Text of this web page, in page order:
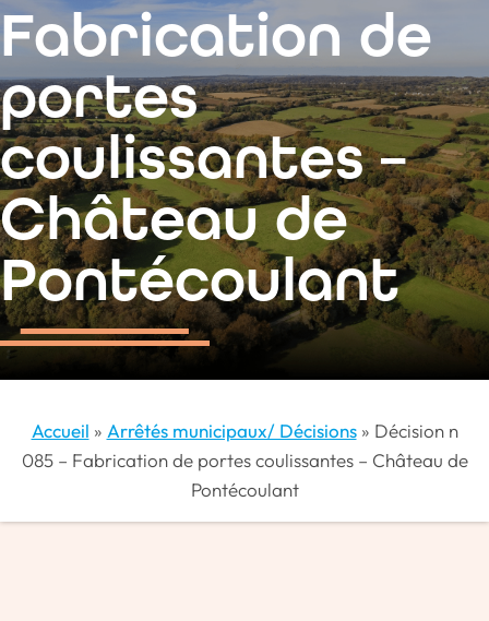
principal
Fabrication de
portes
coulissantes –
Château de
Pontécoulant
Accueil » Arrêtés municipaux/ Décisions» Décision n
085 – Fabrication de portes coulissantes – Château de
Pontécoulant